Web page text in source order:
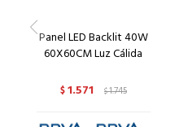
Panel LED Backlit 40W
60X60CM Luz Cálida
$1.571 $1.745